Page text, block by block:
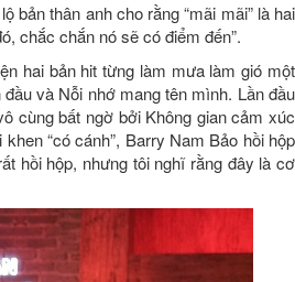
bản thân anh cho rằng “mãi mãi” là hai
chắc chắn nó sẽ có điểm đến”.
hai bản hit từng làm mưa làm gió một
và Nỗi nhớ mang tên mình. Lần đầu
cùng bất ngờ bởi Không gian cảm xúc
“có cánh”, Barry Nam Bảo hồi hộp
hồi hộp, nhưng tôi nghĩ rằng đây là cơ